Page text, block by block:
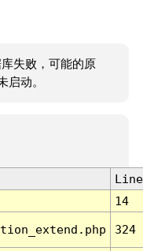
失败，可能的原
启动。
Line
14
324